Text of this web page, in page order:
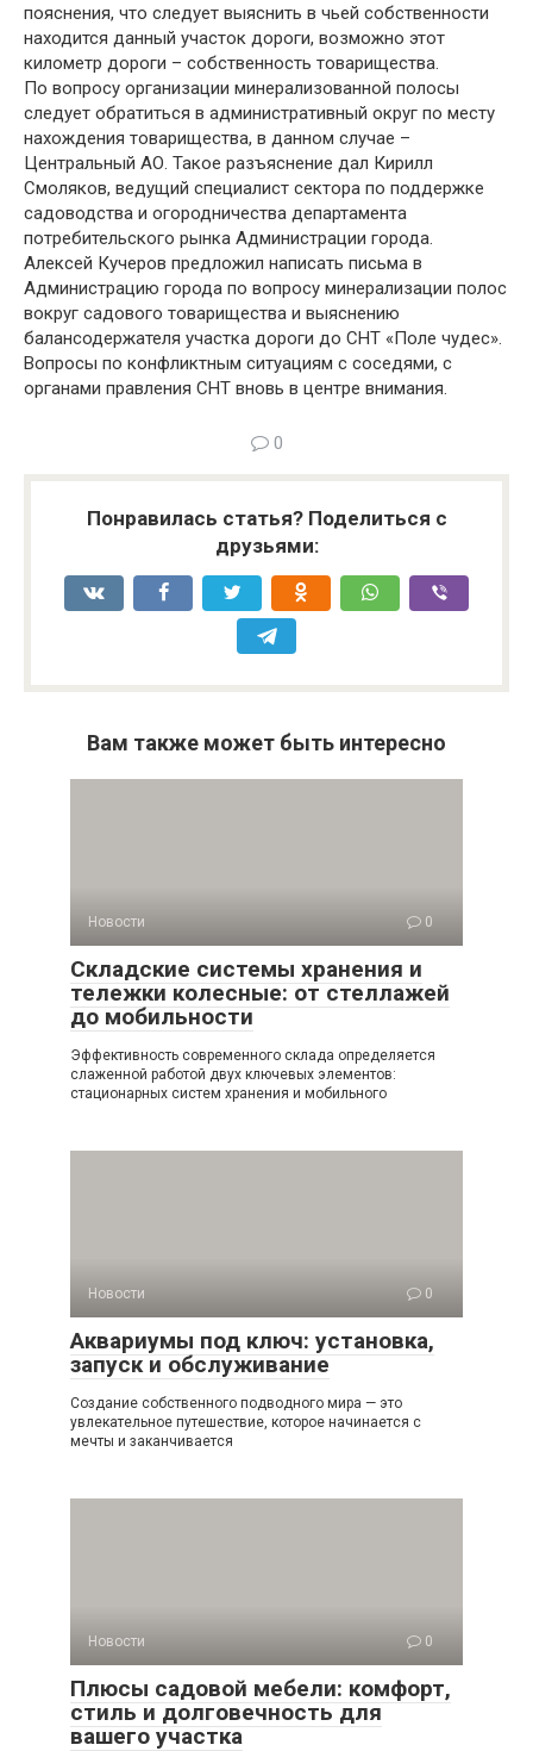
пояснения, что следует выяснить в чьей собственности
находится данный участок дороги, возможно этот
километр дороги – собственность товарищества.
По вопросу организации минерализованной полосы
следует обратиться в административный округ по месту
нахождения товарищества, в данном случае –
Центральный АО. Такое разъяснение дал Кирилл
Смоляков, ведущий специалист сектора по поддержке
садоводства и огородничества департамента
потребительского рынка Администрации города.
Алексей Кучеров предложил написать письма в
Администрацию города по вопросу минерализации полос
вокруг садового товарищества и выяснению
балансодержателя участка дороги до СНТ «Поле чудес».
Вопросы по конфликтным ситуациям с соседями, с
органами правления СНТ вновь в центре внимания.
0
Понравилась статья? Поделиться с
друзьями:
Вам также может быть интересно
Новости 0
Складские системы хранения и
тележки колесные: от стеллажей
до мобильности
Эффективность современного склада определяется
слаженной работой двух ключевых элементов:
стационарных систем хранения и мобильного
Новости 0
Аквариумы под ключ: установка,
запуск и обслуживание
Создание собственного подводного мира — это
увлекательное путешествие, которое начинается с
мечты и заканчивается
Новости 0
Плюсы садовой мебели: комфорт,
стиль и долговечность для
вашего участка